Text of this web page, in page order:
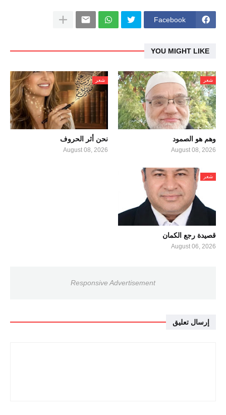
Facebook
YOU MIGHT LIKE
شعر
وهم هو الصمود
August 08, 2026
شعر
نحن أثر الحروف
August 08, 2026
شعر
قصيدة رجع الكمان
August 06, 2026
Responsive Advertisement
إرسال تعليق